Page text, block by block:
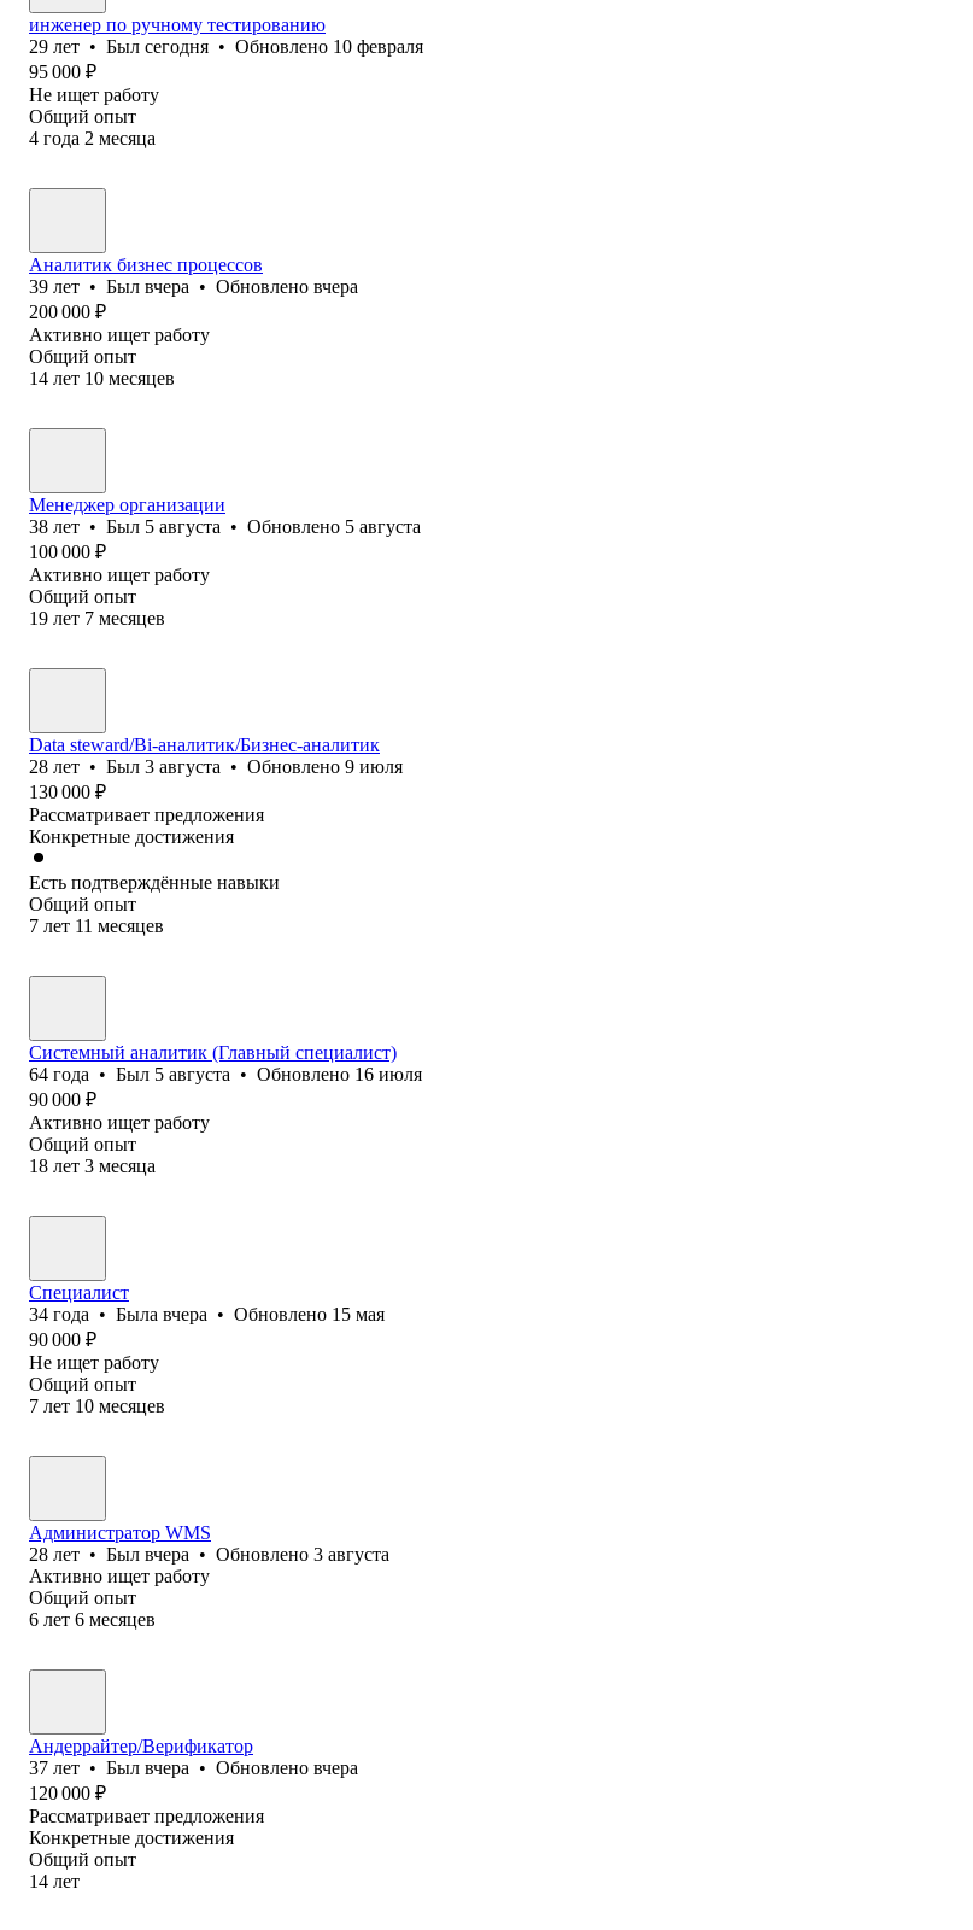
инженер по ручному тестированию
29 лет • Был сегодня • Обновлено 10 февраля
95 000 ₽
Не ищет работу
Общий опыт
4 года 2 месяца
Аналитик бизнес процессов
39 лет • Был вчера • Обновлено вчера
200 000 ₽
Активно ищет работу
Общий опыт
14 лет 10 месяцев
Менеджер организации
38 лет • Был 5 августа • Обновлено 5 августа
100 000 ₽
Активно ищет работу
Общий опыт
19 лет 7 месяцев
Data steward/Bi-аналитик/Бизнес-аналитик
28 лет • Был 3 августа • Обновлено 9 июля
130 000 ₽
Рассматривает предложения
Конкретные достижения
Есть подтверждённые навыки
Общий опыт
7 лет 11 месяцев
Системный аналитик (Главный специалист)
64 года • Был 5 августа • Обновлено 16 июля
90 000 ₽
Активно ищет работу
Общий опыт
18 лет 3 месяца
Специалист
34 года • Была вчера • Обновлено 15 мая
90 000 ₽
Не ищет работу
Общий опыт
7 лет 10 месяцев
Администратор WMS
28 лет • Был вчера • Обновлено 3 августа
Активно ищет работу
Общий опыт
6 лет 6 месяцев
Андеррайтер/Верификатор
37 лет • Был вчера • Обновлено вчера
120 000 ₽
Рассматривает предложения
Конкретные достижения
Общий опыт
14 лет